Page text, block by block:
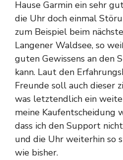
Hause Garmin ein sehr
die Uhr doch einmal
zum Beispiel beim
Langener Waldsee, so
guten Gewissens an den
kann. Laut den
Freunde soll auch dieser
was letztendlich ein
meine Kaufentscheidung
dass ich den Support
und die Uhr weiterhin so
wie bisher.